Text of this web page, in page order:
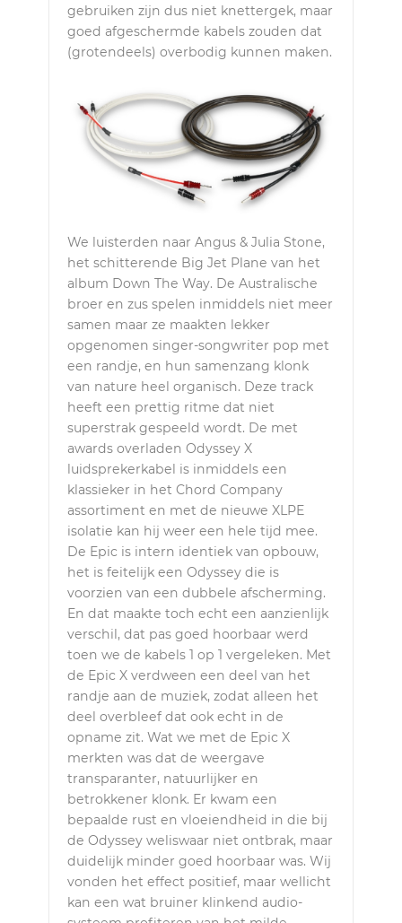
gebruiken zijn dus niet knettergek, maar
goed afgeschermde kabels zouden dat
(grotendeels) overbodig kunnen maken.
We luisterden naar Angus & Julia Stone,
het schitterende Big Jet Plane van het
album Down The Way. De Australische
broer en zus spelen inmiddels niet meer
samen maar ze maakten lekker
opgenomen singer-songwriter pop met
een randje, en hun samenzang klonk
van nature heel organisch. Deze track
heeft een prettig ritme dat niet
superstrak gespeeld wordt. De met
awards overladen Odyssey X
luidsprekerkabel is inmiddels een
klassieker in het Chord Company
assortiment en met de nieuwe XLPE
isolatie kan hij weer een hele tijd mee.
De Epic is intern identiek van opbouw,
het is feitelijk een Odyssey die is
voorzien van een dubbele afscherming.
En dat maakte toch echt een aanzienlijk
verschil, dat pas goed hoorbaar werd
toen we de kabels 1 op 1 vergeleken. Met
de Epic X verdween een deel van het
randje aan de muziek, zodat alleen het
deel overbleef dat ook echt in de
opname zit. Wat we met de Epic X
merkten was dat de weergave
transparanter, natuurlijker en
betrokkener klonk. Er kwam een
bepaalde rust en vloeiendheid in die bij
de Odyssey weliswaar niet ontbrak, maar
duidelijk minder goed hoorbaar was. Wij
vonden het effect positief, maar wellicht
kan een wat bruiner klinkend audio-